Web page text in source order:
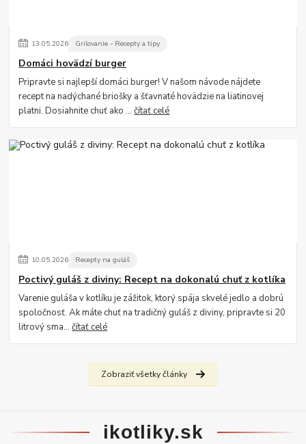
13.05.2026 Grilovanie - Recepty a tipy
Domáci hovädzí burger
Pripravte si najlepší domáci burger! V našom návode nájdete
recept na nadýchané briošky a šťavnaté hovädzie na liatinovej
platni. Dosiahnite chuť ako ...čítať celé
10.05.2026 Recepty na guláš
Poctivý guláš z diviny: Recept na dokonalú chuť z kotlíka
Varenie guláša v kotlíku je zážitok, ktorý spája skvelé jedlo a dobrú
spoločnosť. Ak máte chuť na tradičný guláš z diviny, pripravte si 20
litrový sma...čítať celé
Zobraziť všetky články
ikotliky.sk